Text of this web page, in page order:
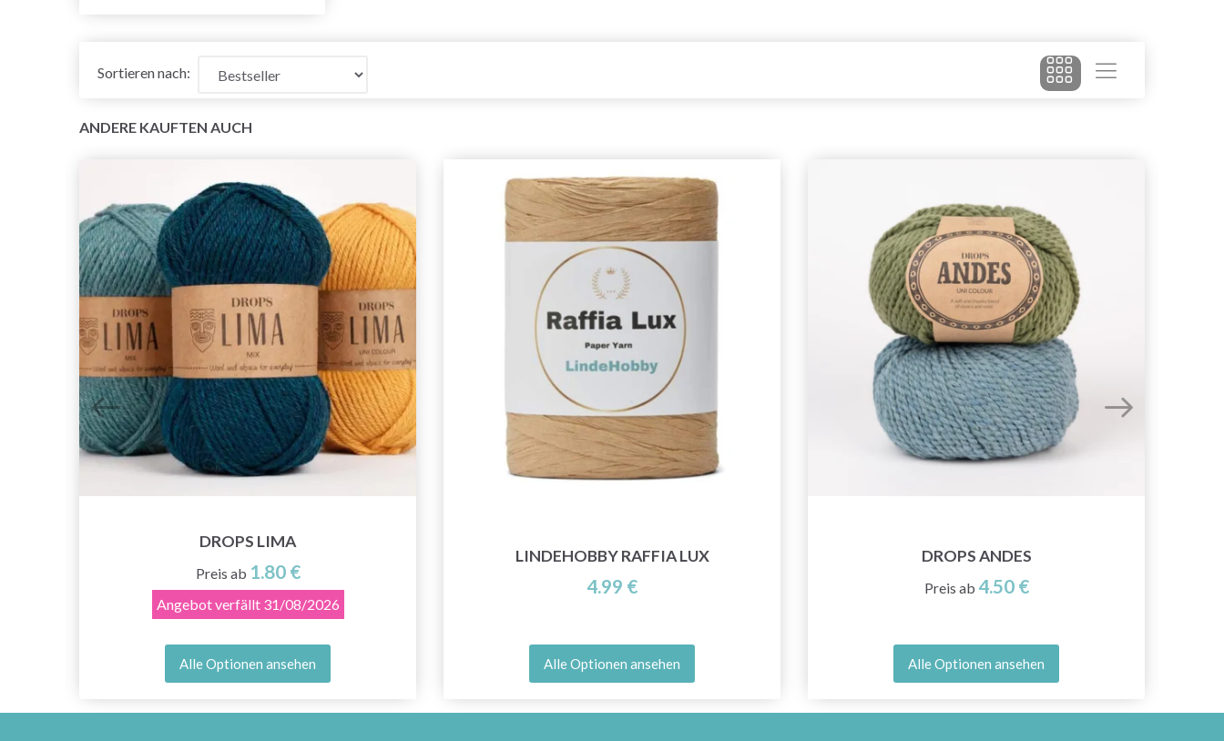
Sortieren nach:
ANDERE KAUFTEN AUCH
DROPS LIMA
Preis ab 1.80 €
Angebot verfällt 31/08/2026
Alle Optionen ansehen
LINDEHOBBY RAFFIA LUX
4.99 €
Alle Optionen ansehen
DROPS ANDES
Preis ab 4.50 €
Alle Optionen ansehen
Sparen Sie bis zu 50%
Werden Sie Teil unserer Garn-Community
und erhalten Sie exklusiven Zugang zu
inspirierenden Strickmustern und speziellen
Angeboten!